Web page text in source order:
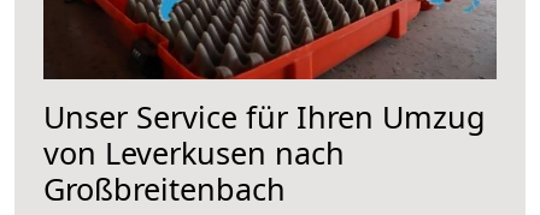
Unser Service für Ihren Umzug
von Leverkusen nach
Großbreitenbach